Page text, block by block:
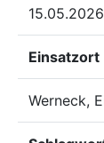
Einsatzort
Werneck,